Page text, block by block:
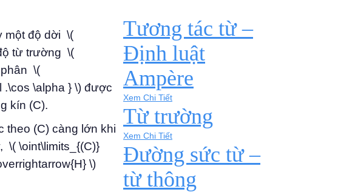
một độ dời \(
từ trường \(
phân \(
.\cos \alpha } \) được
kín (C).
theo (C) càng lớn khi
\( \oint\limits_{(C)}
\)
Tương tác từ –
Định luật
Ampère
Xem Chi Tiết
Từ trường
Xem Chi Tiết
Đường sức từ –
từ thông